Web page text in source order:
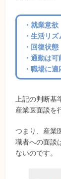
・就業意欲
・生活リズ
・回復状態
・通勤は
・職場に
上記の判断基
産業医面談を
つまり、産業
職者への面談
ないのです。